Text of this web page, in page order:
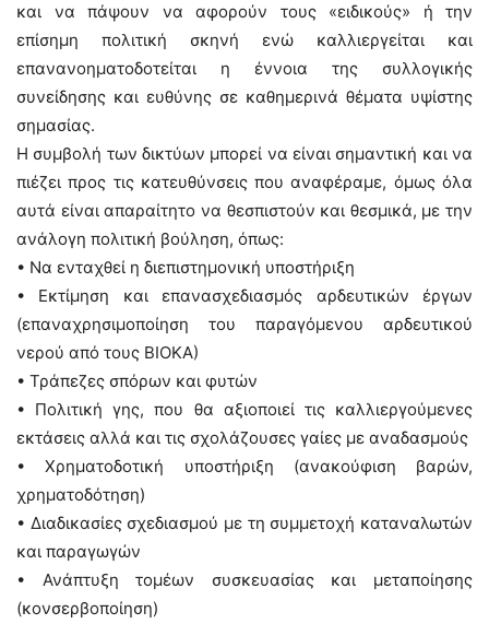
και να πάψουν να αφορούν τους «ειδικούς» ή την
επίσημη πολιτική σκηνή ενώ καλλιεργείται και
επανανοηματοδοτείται η έννοια της συλλογικής
συνείδησης και ευθύνης σε καθημερινά θέματα υψίστης
σημασίας.
Η συμβολή των δικτύων μπορεί να είναι σημαντική και να
πιέζει προς τις κατευθύνσεις που αναφέραμε, όμως όλα
αυτά είναι απαραίτητο να θεσπιστούν και θεσμικά, με την
ανάλογη πολιτική βούληση, όπως:
• Να ενταχθεί η διεπιστημονική υποστήριξη
• Εκτίμηση και επανασχεδιασμός αρδευτικών έργων
(επαναχρησιμοποίηση του παραγόμενου αρδευτικού
νερού από τους ΒΙΟΚΑ)
• Τράπεζες σπόρων και φυτών
• Πολιτική γης, που θα αξιοποιεί τις καλλιεργούμενες
εκτάσεις αλλά και τις σχολάζουσες γαίες με αναδασμούς
• Χρηματοδοτική υποστήριξη (ανακούφιση βαρών,
χρηματοδότηση)
• Διαδικασίες σχεδιασμού με τη συμμετοχή καταναλωτών
και παραγωγών
• Ανάπτυξη τομέων συσκευασίας και μεταποίησης
(κονσερβοποίηση)